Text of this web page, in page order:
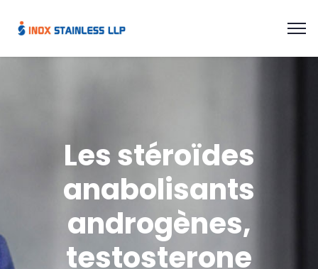
Les stéroïdes
anabolisants
androgènes,
testosterone